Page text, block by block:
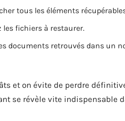
tous les éléments
les fichiers à restaurer.
documents retrouvés dans un
et on évite de perdre
se révèle vite indispensable